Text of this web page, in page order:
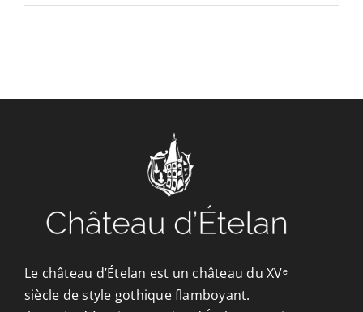
Le château d’Ételan est un château du XVᵉ
siècle de style gothique flamboyant.